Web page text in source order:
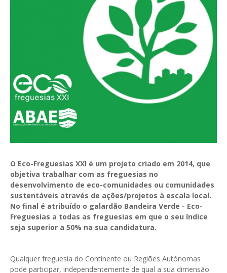
GESComunicação
GESContPública
GESDenúncia
GESDocumental
GESElevador
GESFeira
GESInventário
GESLicenciamento
GESMarcação
GESSNC-AP
Isenção de IVA
Submeter SAFT
O Eco-Freguesias XXI é um projeto criado em 2014, que
objetiva trabalhar com as freguesias no
desenvolvimento de eco-comunidades ou comunidades
sustentáveis através de ações/projetos à escala local.
No final é atribuído o galardão Bandeira Verde - Eco-
Freguesias a todas as freguesias em que o seu índice
seja superior a 50% na sua candidatura.
Qualquer freguesia do Continente ou Regiões Autónomas
pode participar, independentemente de qual a sua dimensão